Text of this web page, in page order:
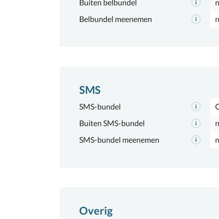
Buiten belbundel
Belbundel meenemen
SMS
SMS-bundel
Buiten SMS-bundel
SMS-bundel meenemen
Overig